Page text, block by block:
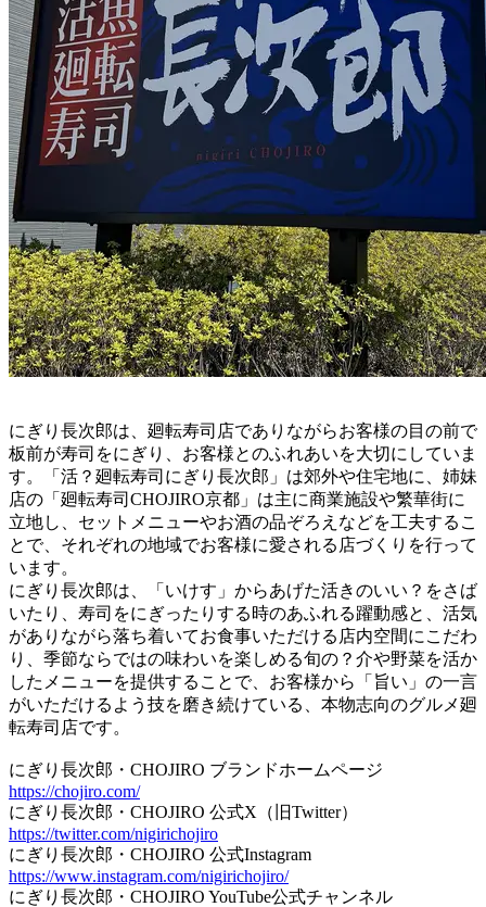
にぎり長次郎は、廻転寿司店でありながらお客様の目の前で
板前が寿司をにぎり、お客様とのふれあいを大切にしていま
す。「活？廻転寿司にぎり長次郎」は郊外や住宅地に、姉妹
店の「廻転寿司CHOJIRO京都」は主に商業施設や繁華街に
立地し、セットメニューやお酒の品ぞろえなどを工夫するこ
とで、それぞれの地域でお客様に愛される店づくりを行って
います。
にぎり長次郎は、「いけす」からあげた活きのいい？をさば
いたり、寿司をにぎったりする時のあふれる躍動感と、活気
がありながら落ち着いてお食事いただける店内空間にこだわ
り、季節ならではの味わいを楽しめる旬の？介や野菜を活か
したメニューを提供することで、お客様から「旨い」の一言
がいただけるよう技を磨き続けている、本物志向のグルメ廻
転寿司店です。
にぎり長次郎・CHOJIRO ブランドホームページ
https://chojiro.com/
にぎり長次郎・CHOJIRO 公式X（旧Twitter）
https://twitter.com/nigirichojiro
にぎり長次郎・CHOJIRO 公式Instagram
https://www.instagram.com/nigirichojiro/
にぎり長次郎・CHOJIRO YouTube公式チャンネル